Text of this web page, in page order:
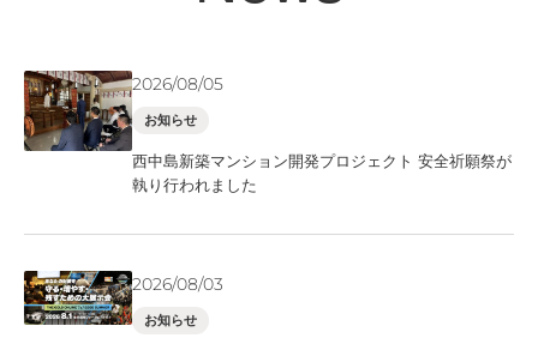
2026/08/05
お知らせ
西中島新築マンション開発プロジェクト 安全祈願祭が
執り行われました
2026/08/03
お知らせ